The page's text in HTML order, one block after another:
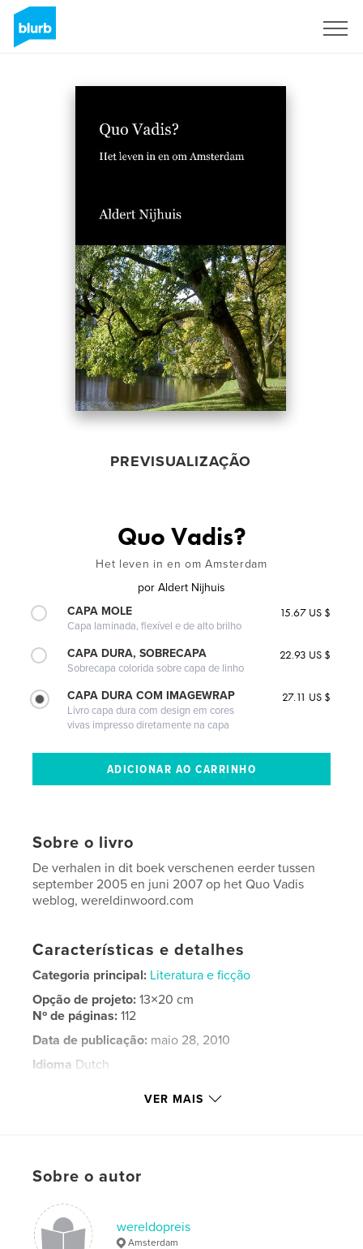
PREVISUALIZAÇÃO
Quo Vadis?
Het leven in en om Amsterdam
por Aldert Nijhuis
CAPA MOLE
Capa laminada, flexível e de alto brilho
15.67 US $
CAPA DURA, SOBRECAPA
Sobrecapa colorida sobre capa de linho
22.93 US $
CAPA DURA COM IMAGEWRAP
Livro capa dura com design em cores
vivas impresso diretamente na capa
27.11 US $
Sobre o livro
De verhalen in dit boek verschenen eerder tussen
september 2005 en juni 2007 op het Quo Vadis
weblog, wereldinwoord.com
Características e detalhes
Categoria principal: Literatura e ficção
Opção de projeto:13×20 cm
Nº de páginas:112
Data de publicação: maio 28, 2010
Idioma Dutch
VER MAIS
Sobre o autor
wereldopreis
Amsterdam